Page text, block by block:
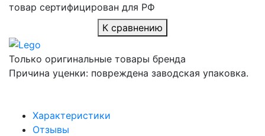
товар сертифицирован для РФ
К сравнению
Только оригинальные товары бренда
Причина уценки: повреждена заводская упаковка.
Характеристики
Отзывы